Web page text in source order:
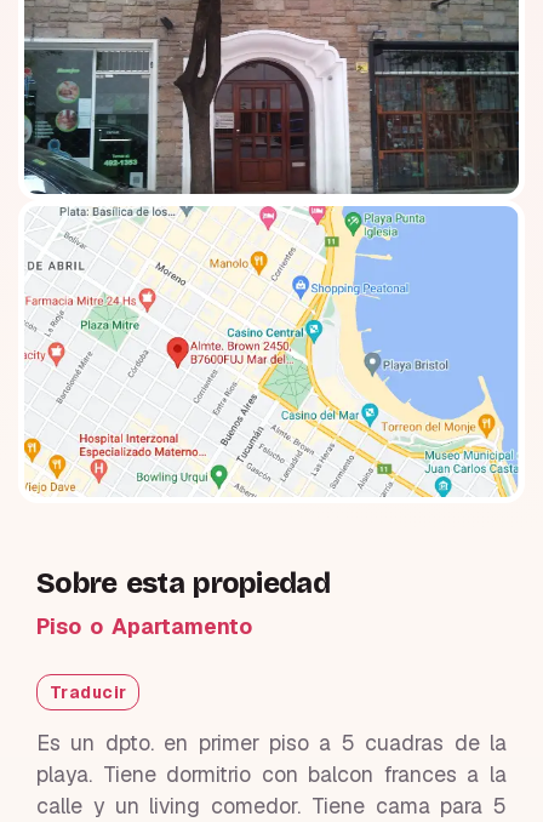
Sobre esta propiedad
Piso o Apartamento
Traducir
Es un dpto. en primer piso a 5 cuadras de la
playa. Tiene dormitrio con balcon frances a la
calle y un living comedor. Tiene cama para 5